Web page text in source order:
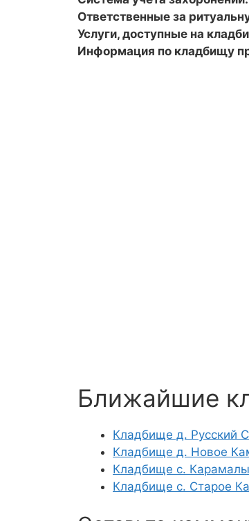
Ответственные за
Услуги, доступные на
Информация по кладбищу
Ближайшие
Кладбище д. Русский
Кладбище д. Новое
Кладбище с.
Кладбище с. Старое